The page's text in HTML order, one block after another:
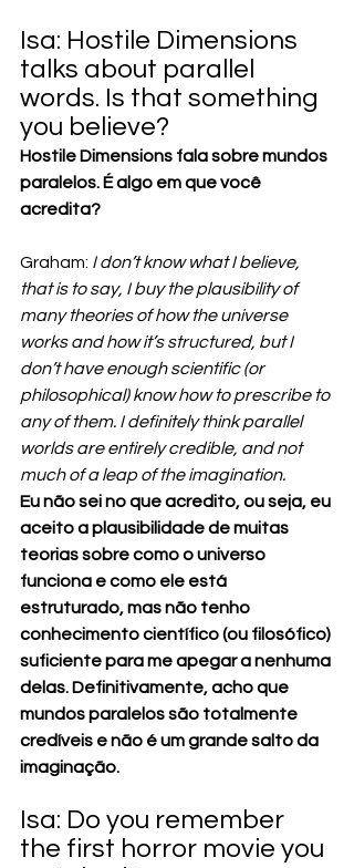
Isa: Hostile Dimensions
talks about parallel
words. Is that something
you believe?
Hostile Dimensions fala sobre mundos
paralelos. É algo em que você
acredita?
Graham: I don’t know what I believe,
that is to say, I buy the plausibility of
many theories of how the universe
works and how it’s structured, but I
don’t have enough scientific (or
philosophical) know how to prescribe to
any of them. I definitely think parallel
worlds are entirely credible, and not
much of a leap of the imagination.
Eu não sei no que acredito, ou seja, eu
aceito a plausibilidade de muitas
teorias sobre como o universo
funciona e como ele está
estruturado, mas não tenho
conhecimento científico (ou filosófico)
suficiente para me apegar a nenhuma
delas. Definitivamente, acho que
mundos paralelos são totalmente
credíveis e não é um grande salto da
imaginação.
Isa: Do you remember
the first horror movie you